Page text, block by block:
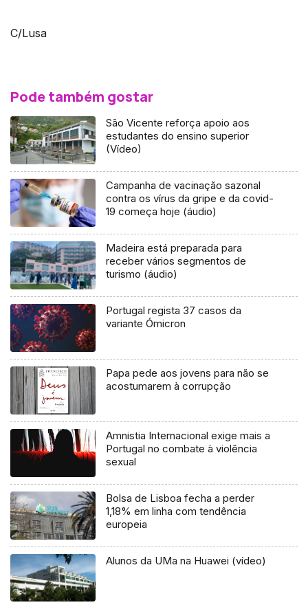
C/Lusa
Pode também gostar
São Vicente reforça apoio aos
estudantes do ensino superior
(Vídeo)
Campanha de vacinação sazonal
contra os vírus da gripe e da covid-
19 começa hoje (áudio)
Madeira está preparada para
receber vários segmentos de
turismo (áudio)
Portugal regista 37 casos da
variante Ómicron
Papa pede aos jovens para não se
acostumarem à corrupção
Amnistia Internacional exige mais a
Portugal no combate à violência
sexual
Bolsa de Lisboa fecha a perder
1,18% em linha com tendência
europeia
Alunos da UMa na Huawei (vídeo)